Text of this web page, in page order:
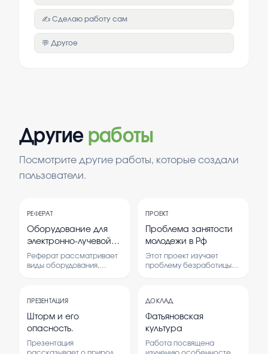
✍️ Сделаю работу сам
💬 Другое
Другие работы
Посмотрите другие работы, которые создали
пользователи.
РЕФЕРАТ
Оборудование для
электронно-лучевой
обработки
Реферат рассматривает
виды оборудования,
их устройство и принципы
работы. Анализируется
значение этого
оборудования в
промышленности и
научных исследованиях.
ПРОЕКТ
Проблема занятости
молодежи в Рф
Этот проект изучает
проблему безработицы
возможные пути решения
данной проблемы.
ПРЕЗЕНТАЦИЯ
Шторм и его
опасность.
Презентация
ДОКЛАД
Фатьяновская
культура
Работа посвящена